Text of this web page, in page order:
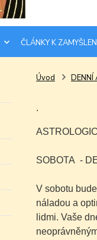
ČLÁNKY K
Úvod DENNÍ
.
SOBOTA -
V sobotu
náladou a
lidmi. Vaše